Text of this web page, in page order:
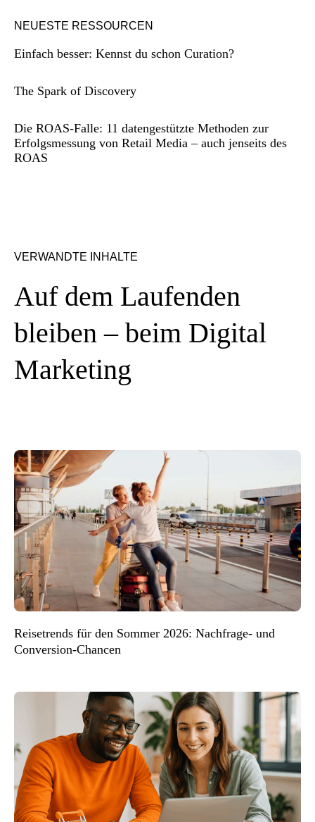
NEUESTE RESSOURCEN
Einfach besser: Kennst du schon Curation?
The Spark of Discovery
Die ROAS-Falle: 11 datengestützte Methoden zur
Erfolgsmessung von Retail Media – auch jenseits des
ROAS
VERWANDTE INHALTE
Auf dem Laufenden
bleiben – beim Digital
Marketing
Reisetrends für den Sommer 2026: Nachfrage- und
Conversion-Chancen